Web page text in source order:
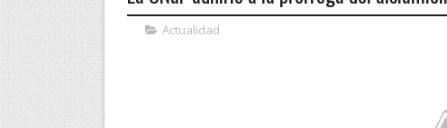
Actualidad